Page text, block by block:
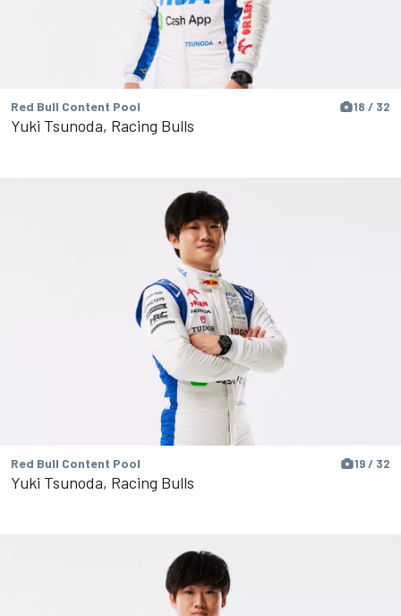
Red Bull Content Pool 18 / 32
Yuki Tsunoda, Racing Bulls
Red Bull Content Pool 19 / 32
Yuki Tsunoda, Racing Bulls